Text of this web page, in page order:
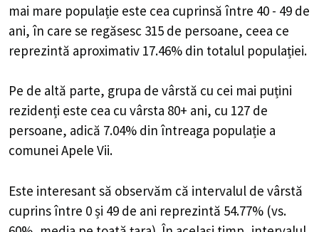
mai mare populație este cea cuprinsă între 40 - 49 de
ani, în care se regăsesc 315 de persoane, ceea ce
reprezintă aproximativ 17.46% din totalul populației.
Pe de altă parte, grupa de vârstă cu cei mai puțini
rezidenți este cea cu vârsta 80+ ani, cu 127 de
persoane, adică 7.04% din întreaga populație a
comunei Apele Vii.
Este interesant să observăm că intervalul de vârstă
cuprins între 0 și 49 de ani reprezintă 54.77% (vs.